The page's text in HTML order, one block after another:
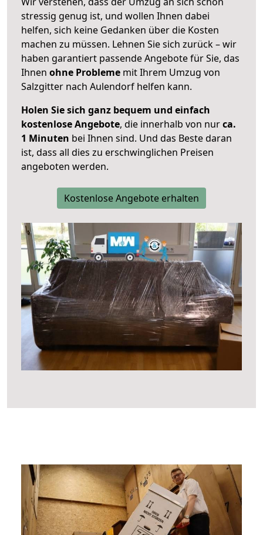
stressig genug ist, und wollen Ihnen dabei
helfen, sich keine Gedanken über die Kosten
machen zu müssen. Lehnen Sie sich zurück – wir
haben garantiert passende Angebote für Sie, das
Ihnen ohne Probleme mit Ihrem Umzug von
Salzgitter nach Aulendorf helfen kann.
Holen Sie sich ganz bequem und einfach
kostenlose Angebote, die innerhalb von nurca.
1 Minuten bei Ihnen sind. Und das Beste daran
ist, dass all dies zu erschwinglichen Preisen
angeboten werden.
Kostenlose Angebote erhalten